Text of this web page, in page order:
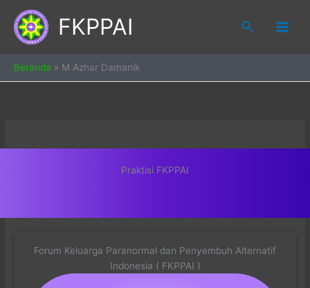
content
FKPPAI Search
Beranda » M Azhar Damanik
Praktisi FKPPAI
Forum Keluarga Paranormal dan Penyembuh Alternatif
Indonesia ( FKPPAI )